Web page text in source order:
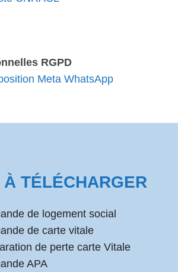
RGPD
Meta WhatsApp
À TÉLÉCHARGER
de logement social
de carte vitale
de perte carte Vitale
APA